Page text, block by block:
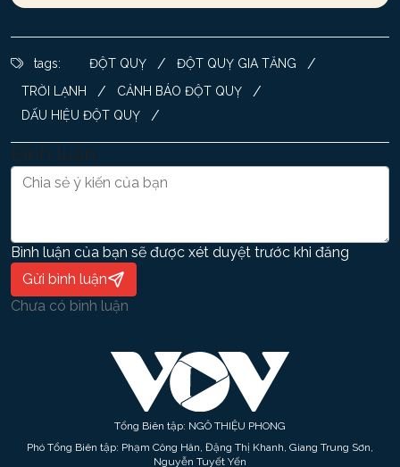
tags: ĐỘT QUỴ / ĐỘT QUỴ GIA TĂNG /
TRỜI LẠNH / CẢNH BÁO ĐỘT QUỴ /
DẤU HIỆU ĐỘT QUỴ /
Bình luận
Bình luận của bạn sẽ được xét duyệt trước khi đăng
Gửi bình luận
Chưa có bình luận
Tổng Biên tập: NGÔ THIỆU PHONG
Phó Tổng Biên tập: Phạm Công Hân, Đặng Thị Khanh, Giang Trung Sơn,
Nguyễn Tuyết Yến